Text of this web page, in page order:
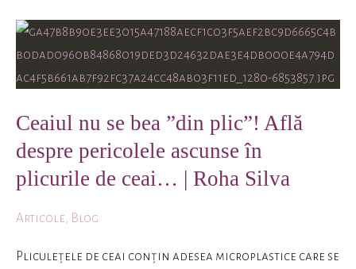
Ceaiul nu se bea ”din plic”! Află
despre pericolele ascunse în
plicurile de ceai… | Roha Silva
Articole Blog
Pliculețele de ceai conțin adesea microplastice care se
Ceaiul
nu
se
”din
plic”!
Află
despre
pericolele
în